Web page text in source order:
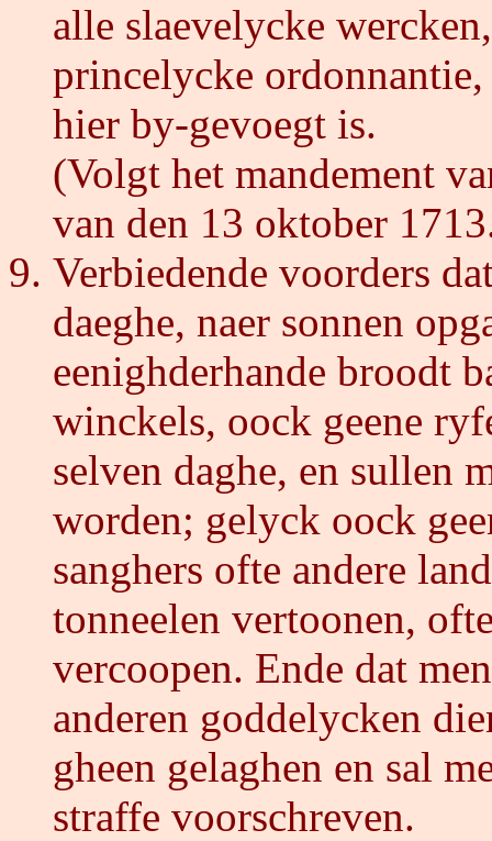
alle slaevelycke
princelycke
hier by-gevoegt is.
(Volgt het mandement
van den 13 oktober
Verbiedende voorders
daeghe, naer sonnen
eenighderhande broodt
winckels, oock geene
selven daghe, en sullen
worden; gelyck oock
sanghers ofte andere
tonneelen vertoonen,
vercoopen. Ende dat
anderen goddelycken
gheen gelaghen en sal
straffe voorschreven.